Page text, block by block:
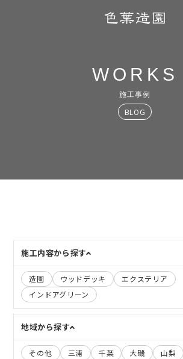
WORKS
施工事例
BLOG
施工内容から探す
造園 ウッドデッキ
エクステリア
インドアグリーン
地域から探す
その他 三浦 千葉 大磯 山梨